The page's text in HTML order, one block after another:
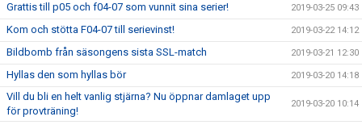
Grattis till p05 och f04-07 som vunnit sina serier! 2019-03-25 09:43
Kom och stötta F04-07 till serievinst! 2019-03-22 14:12
Bildbomb från säsongens sista SSL-match 2019-03-21 12:30
Hyllas den som hyllas bör 2019-03-20 14:18
Vill du bli en helt vanlig stjärna? Nu öppnar damlaget upp
för provträning!
2019-03-20 10:14